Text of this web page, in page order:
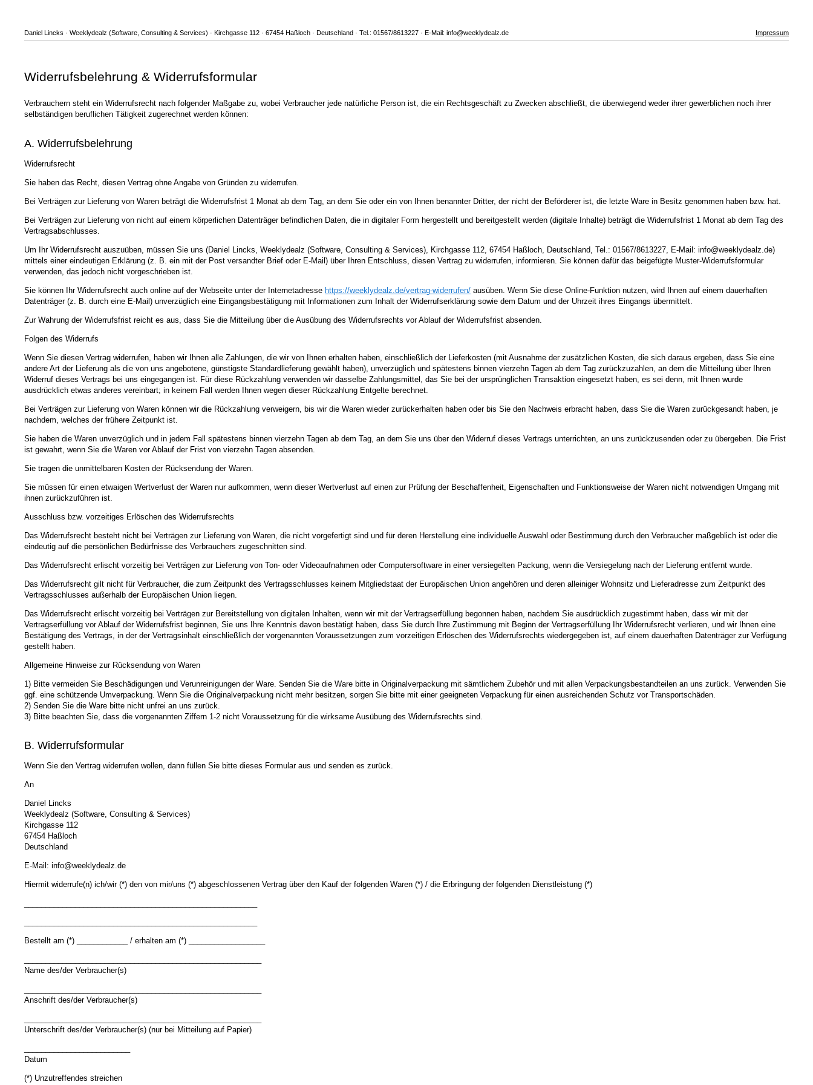
Daniel Lincks · Weeklydealz (Software, Consulting & Services) · Kirchgasse 112 · 67454 Haßloch · Deutschland · Tel.: 01567/8613227 · E-Mail: info@weeklydealz.de Impressum
Widerrufsbelehrung & Widerrufsformular
Verbrauchern steht ein Widerrufsrecht nach folgender Maßgabe zu, wobei Verbraucher jede natürliche Person ist, die ein Rechtsgeschäft zu Zwecken abschließt, die überwiegend weder ihrer gewerblichen noch ihrer
selbständigen beruflichen Tätigkeit zugerechnet werden können:
A. Widerrufsbelehrung
Widerrufsrecht
Sie haben das Recht, diesen Vertrag ohne Angabe von Gründen zu widerrufen.
Bei Verträgen zur Lieferung von Waren beträgt die Widerrufsfrist 1 Monat ab dem Tag, an dem Sie oder ein von Ihnen benannter Dritter, der nicht der Beförderer ist, die letzte Ware in Besitz genommen haben bzw. hat.
Bei Verträgen zur Lieferung von nicht auf einem körperlichen Datenträger befindlichen Daten, die in digitaler Form hergestellt und bereitgestellt werden (digitale Inhalte) beträgt die Widerrufsfrist 1 Monat ab dem Tag des
Vertragsabschlusses.
Um Ihr Widerrufsrecht auszuüben, müssen Sie uns (Daniel Lincks, Weeklydealz (Software, Consulting & Services), Kirchgasse 112, 67454 Haßloch, Deutschland, Tel.: 01567/8613227, E-Mail: info@weeklydealz.de)
mittels einer eindeutigen Erklärung (z. B. ein mit der Post versandter Brief oder E-Mail) über Ihren Entschluss, diesen Vertrag zu widerrufen, informieren. Sie können dafür das beigefügte Muster-Widerrufsformular
verwenden, das jedoch nicht vorgeschrieben ist.
Sie können Ihr Widerrufsrecht auch online auf der Webseite unter der Internetadresse https://weeklydealz.de/vertrag-widerrufen/ ausüben. Wenn Sie diese Online-Funktion nutzen, wird Ihnen auf einem dauerhaften
Datenträger (z. B. durch eine E-Mail) unverzüglich eine Eingangsbestätigung mit Informationen zum Inhalt der Widerrufserklärung sowie dem Datum und der Uhrzeit ihres Eingangs übermittelt.
Zur Wahrung der Widerrufsfrist reicht es aus, dass Sie die Mitteilung über die Ausübung des Widerrufsrechts vor Ablauf der Widerrufsfrist absenden.
Folgen des Widerrufs
Wenn Sie diesen Vertrag widerrufen, haben wir Ihnen alle Zahlungen, die wir von Ihnen erhalten haben, einschließlich der Lieferkosten (mit Ausnahme der zusätzlichen Kosten, die sich daraus ergeben, dass Sie eine
andere Art der Lieferung als die von uns angebotene, günstigste Standardlieferung gewählt haben), unverzüglich und spätestens binnen vierzehn Tagen ab dem Tag zurückzuzahlen, an dem die Mitteilung über Ihren
Widerruf dieses Vertrags bei uns eingegangen ist. Für diese Rückzahlung verwenden wir dasselbe Zahlungsmittel, das Sie bei der ursprünglichen Transaktion eingesetzt haben, es sei denn, mit Ihnen wurde
ausdrücklich etwas anderes vereinbart; in keinem Fall werden Ihnen wegen dieser Rückzahlung Entgelte berechnet.
Bei Verträgen zur Lieferung von Waren können wir die Rückzahlung verweigern, bis wir die Waren wieder zurückerhalten haben oder bis Sie den Nachweis erbracht haben, dass Sie die Waren zurückgesandt haben, je
nachdem, welches der frühere Zeitpunkt ist.
Sie haben die Waren unverzüglich und in jedem Fall spätestens binnen vierzehn Tagen ab dem Tag, an dem Sie uns über den Widerruf dieses Vertrags unterrichten, an uns zurückzusenden oder zu übergeben. Die Frist
ist gewahrt, wenn Sie die Waren vor Ablauf der Frist von vierzehn Tagen absenden.
Sie tragen die unmittelbaren Kosten der Rücksendung der Waren.
Sie müssen für einen etwaigen Wertverlust der Waren nur aufkommen, wenn dieser Wertverlust auf einen zur Prüfung der Beschaffenheit, Eigenschaften und Funktionsweise der Waren nicht notwendigen Umgang mit
ihnen zurückzuführen ist.
Ausschluss bzw. vorzeitiges Erlöschen des Widerrufsrechts
Das Widerrufsrecht besteht nicht bei Verträgen zur Lieferung von Waren, die nicht vorgefertigt sind und für deren Herstellung eine individuelle Auswahl oder Bestimmung durch den Verbraucher maßgeblich ist oder die
eindeutig auf die persönlichen Bedürfnisse des Verbrauchers zugeschnitten sind.
Das Widerrufsrecht erlischt vorzeitig bei Verträgen zur Lieferung von Ton- oder Videoaufnahmen oder Computersoftware in einer versiegelten Packung, wenn die Versiegelung nach der Lieferung entfernt wurde.
Das Widerrufsrecht gilt nicht für Verbraucher, die zum Zeitpunkt des Vertragsschlusses keinem Mitgliedstaat der Europäischen Union angehören und deren alleiniger Wohnsitz und Lieferadresse zum Zeitpunkt des
Vertragsschlusses außerhalb der Europäischen Union liegen.
Das Widerrufsrecht erlischt vorzeitig bei Verträgen zur Bereitstellung von digitalen Inhalten, wenn wir mit der Vertragserfüllung begonnen haben, nachdem Sie ausdrücklich zugestimmt haben, dass wir mit der
Vertragserfüllung vor Ablauf der Widerrufsfrist beginnen, Sie uns Ihre Kenntnis davon bestätigt haben, dass Sie durch Ihre Zustimmung mit Beginn der Vertragserfüllung Ihr Widerrufsrecht verlieren, und wir Ihnen eine
Bestätigung des Vertrags, in der der Vertragsinhalt einschließlich der vorgenannten Voraussetzungen zum vorzeitigen Erlöschen des Widerrufsrechts wiedergegeben ist, auf einem dauerhaften Datenträger zur Verfügung
gestellt haben.
Allgemeine Hinweise zur Rücksendung von Waren
1) Bitte vermeiden Sie Beschädigungen und Verunreinigungen der Ware. Senden Sie die Ware bitte in Originalverpackung mit sämtlichem Zubehör und mit allen Verpackungsbestandteilen an uns zurück. Verwenden Sie
ggf. eine schützende Umverpackung. Wenn Sie die Originalverpackung nicht mehr besitzen, sorgen Sie bitte mit einer geeigneten Verpackung für einen ausreichenden Schutz vor Transportschäden.
2) Senden Sie die Ware bitte nicht unfrei an uns zurück.
3) Bitte beachten Sie, dass die vorgenannten Ziffern 1-2 nicht Voraussetzung für die wirksame Ausübung des Widerrufsrechts sind.
B. Widerrufsformular
Wenn Sie den Vertrag widerrufen wollen, dann füllen Sie bitte dieses Formular aus und senden es zurück.
An
Daniel Lincks
Weeklydealz (Software, Consulting & Services)
Kirchgasse 112
67454 Haßloch
Deutschland
E-Mail: info@weeklydealz.de
Hiermit widerrufe(n) ich/wir (*) den von mir/uns (*) abgeschlossenen Vertrag über den Kauf der folgenden Waren (*) / die Erbringung der folgenden Dienstleistung (*)
Bestellt am (*) ____________ / erhalten am (*) __________________
Name des/der Verbraucher(s)
Anschrift des/der Verbraucher(s)
Unterschrift des/der Verbraucher(s) (nur bei Mitteilung auf Papier)
Datum
(*) Unzutreffendes streichen